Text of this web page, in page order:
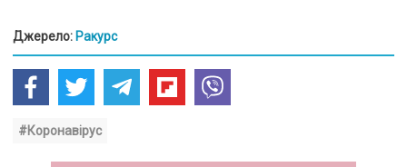
Джерело: Ракурс
#Коронавірус